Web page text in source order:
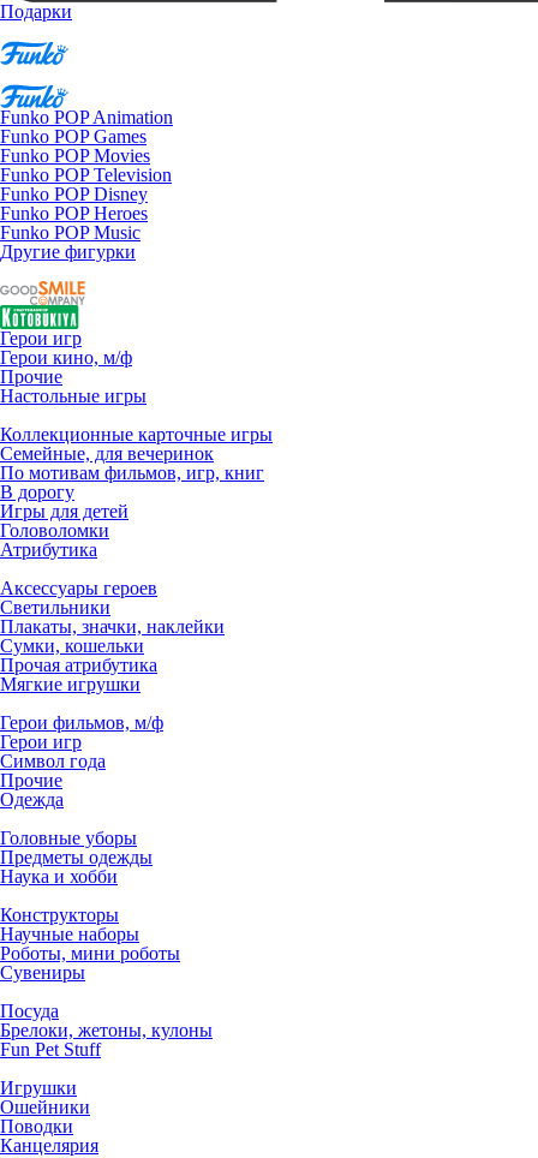
Подарки
Funko POP Animation
Funko POP Games
Funko POP Movies
Funko POP Television
Funko POP Disney
Funko POP Heroes
Funko POP Music
Другие фигурки
Герои игр
Герои кино, м/ф
Прочие
Настольные игры
Коллекционные карточные игры
Семейные, для вечеринок
По мотивам фильмов, игр, книг
В дорогу
Игры для детей
Головоломки
Атрибутика
Аксессуары героев
Светильники
Плакаты, значки, наклейки
Сумки, кошельки
Прочая атрибутика
Мягкие игрушки
Герои фильмов, м/ф
Герои игр
Символ года
Прочие
Одежда
Головные уборы
Предметы одежды
Наука и хобби
Конструкторы
Научные наборы
Роботы, мини роботы
Сувениры
Посуда
Брелоки, жетоны, кулоны
Fun Pet Stuff
Игрушки
Ошейники
Поводки
Канцелярия